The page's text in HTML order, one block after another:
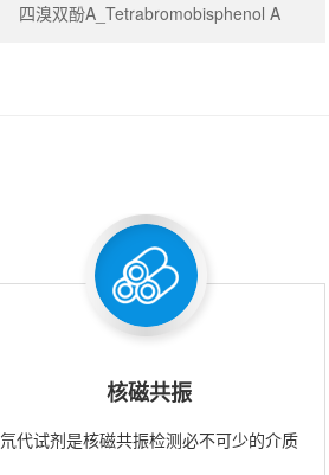
四溴双酚A_Tetrabromobisphenol A
核磁共振
氘代试剂是核磁共振检测必不可少的介质